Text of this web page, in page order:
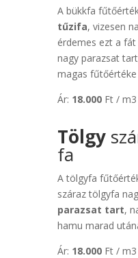
A bükkfa
tűzifa, vizesen
érdemes ezt a fát
nagy parazsat
magas fűtőértéke
Ár: 18.000 Ft /
Tölgy
fa
A tölgyfa
száraz tölgyfa
parazsat tart,
hamu marad
Ár: 18.000 Ft /